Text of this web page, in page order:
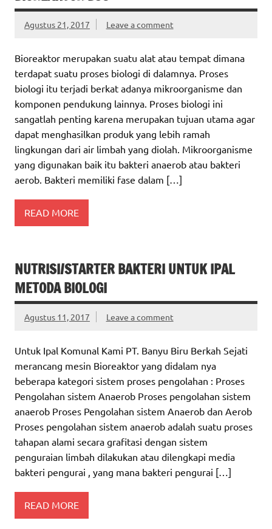
Agustus 21, 2017 Leave a comment
Bioreaktor merupakan suatu alat atau tempat dimana
terdapat suatu proses biologi di dalamnya. Proses
biologi itu terjadi berkat adanya mikroorganisme dan
komponen pendukung lainnya. Proses biologi ini
sangatlah penting karena merupakan tujuan utama agar
dapat menghasilkan produk yang lebih ramah
lingkungan dari air limbah yang diolah. Mikroorganisme
yang digunakan baik itu bakteri anaerob atau bakteri
aerob. Bakteri memiliki fase dalam […]
READ MORE
NUTRISI/STARTER BAKTERI UNTUK IPAL
METODA BIOLOGI
Agustus 11, 2017 Leave a comment
Untuk Ipal Komunal Kami PT. Banyu Biru Berkah Sejati
merancang mesin Bioreaktor yang didalam nya
beberapa kategori sistem proses pengolahan : Proses
Pengolahan sistem Anaerob Proses pengolahan sistem
anaerob Proses Pengolahan sistem Anaerob dan Aerob
Proses pengolahan sistem anaerob adalah suatu proses
tahapan alami secara grafitasi dengan sistem
penguraian limbah dilakukan atau dilengkapi media
bakteri pengurai , yang mana bakteri pengurai […]
READ MORE